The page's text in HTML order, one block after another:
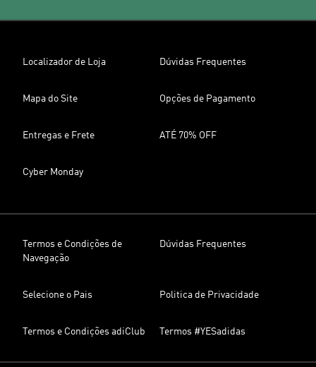
Localizador de Loja Dúvidas Frequentes
Mapa do Site Opções de Pagamento
Entregas e Frete ATÉ 70% OFF
Cyber Monday
Termos e Condições de
Navegação
Dúvidas Frequentes
Selecione o Pais Politica de Privacidade
Termos e Condições adiClub Termos #YESadidas